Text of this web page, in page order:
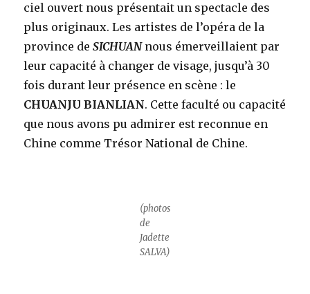
ciel ouvert nous présentait un spectacle des
plus originaux. Les artistes de l’opéra de la
province deSICHUAN nous émerveillaient par
leur capacité à changer de visage, jusqu’à 30
fois durant leur présence en scène : le
CHUANJU BIANLIAN. Cette faculté ou capacité
que nous avons pu admirer est reconnue en
Chine comme Trésor National de Chine.
(photos
de
Jadette
SALVA)